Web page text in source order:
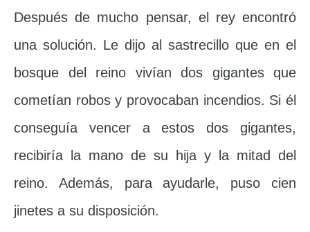
Después de mucho pensar, el rey encontró
una solución. Le dijo al sastrecillo que en el
bosque del reino vivían dos gigantes que
cometían robos y provocaban incendios. Si él
conseguía vencer a estos dos gigantes,
recibiría la mano de su hija y la mitad del
reino. Además, para ayudarle, puso cien
jinetes a su disposición.